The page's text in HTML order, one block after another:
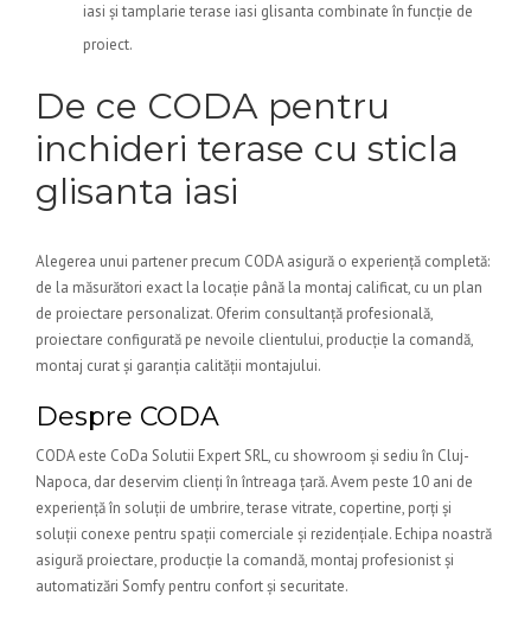
iasi și tamplarie terase iasi glisanta combinate în funcție de
proiect.
De ce CODA pentru
inchideri terase cu sticla
glisanta iasi
Alegerea unui partener precum CODA asigură o experiență completă:
de la măsurători exact la locație până la montaj calificat, cu un plan
de proiectare personalizat. Oferim consultanță profesională,
proiectare configurată pe nevoile clientului, producție la comandă,
montaj curat și garanția calității montajului.
Despre CODA
CODA este CoDa Solutii Expert SRL, cu showroom și sediu în Cluj-
Napoca, dar deservim clienți în întreaga țară. Avem peste 10 ani de
experiență în soluții de umbrire, terase vitrate, copertine, porți și
soluții conexe pentru spații comerciale și rezidențiale. Echipa noastră
asigură proiectare, producție la comandă, montaj profesionist și
automatizări Somfy pentru confort și securitate.